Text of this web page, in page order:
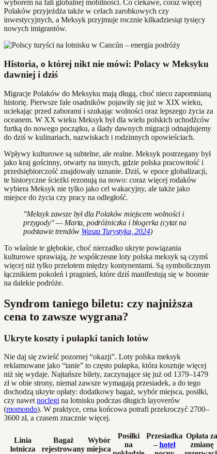
wyborem na fali globalnej mobilności. Co ciekawe, coraz więcej
Polaków przyjeżdża także w celach zarobkowych czy
inwestycyjnych, a Meksyk przyjmuje rocznie kilkadziesiąt tysięcy
nowych imigrantów.
Historia, o której nikt nie mówi: Polacy w Meksyku
dawniej i dziś
Migracje Polaków do Meksyku mają długą, choć nieco zapomnianą
historię. Pierwsze fale osadników pojawiły się już w XIX wieku,
uciekając przed zaborami i szukając wolności oraz lepszego życia za
oceanem. W XX wieku Meksyk był dla wielu polskich uchodźców
furtką do nowego początku, a ślady dawnych migracji odnajdujemy
do dziś w kulinariach, nazwiskach i rodzinnych opowieściach.
Wpływy kulturowe są subtelne, ale realne. Meksyk postrzegany był
jako kraj gościnny, otwarty na innych, gdzie polska pracowitość i
przedsiębiorczość znajdowały uznanie. Dziś, w epoce globalizacji,
te historyczne ścieżki rezonują na nowo: coraz więcej rodaków
wybiera Meksyk nie tylko jako cel wakacyjny, ale także jako
miejsce do życia czy pracy na odległość.
"Meksyk zawsze był dla Polaków miejscem wolności i
przygody" — Marta, podróżniczka i blogerka (cytat na
podstawie trendów Wasza Turystyka, 2024)
To właśnie te głębokie, choć nierzadko ukryte powiązania
kulturowe sprawiają, że współczesne loty polska meksyk są czymś
więcej niż tylko przelotem między kontynentami. Są symbolicznym
łącznikiem pokoleń i pragnień, które dziś manifestują się w boomie
na dalekie podróże.
Syndrom taniego biletu: czy najniższa
cena to zawsze wygrana?
Ukryte koszty i pułapki tanich lotów
Nie daj się zwieść pozornej “okazji”. Loty polska meksyk
reklamowane jako “tanie” to często pułapka, która kosztuje więcej
niż się wydaje. Najtańsze bilety, zaczynające się już od 1379–1479
zł w obie strony, niemal zawsze wymagają przesiadek, a do tego
dochodzą ukryte opłaty: dodatkowy bagaż, wybór miejsca, posiłki,
czy nawet noclegi na lotnisku podczas długich layoverów
(momondo). W praktyce, cena końcowa potrafi przekroczyć 2700–
3600 zł, a czasem znacznie więcej.
Linia
lotnicza
Bagaż
rejestrowany
Wybór
miejsca
Posiłki
na
Przesiadka
–hotel
Opłata za
zmianę